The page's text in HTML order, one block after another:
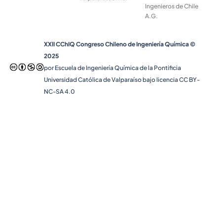
Ingenieros de Chile
A.G.
XXII CChIQ Congreso Chileno de Ingeniería Química ©
2025
por Escuela de Ingeniería Química de la Pontificia
Universidad Católica de Valparaíso bajo licencia CC BY-
NC-SA 4.0